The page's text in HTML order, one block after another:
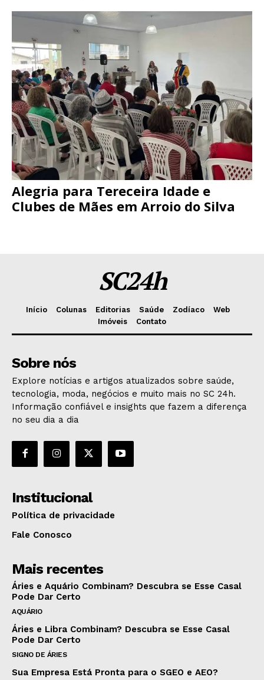
Alegria para Tereceira Idade e
Clubes de Mães em Arroio do Silva
SC24h
Início Colunas Editorias Saúde Zodíaco
Web
Imóveis
Contato
Sobre nós
Explore notícias e artigos atualizados sobre saúde,
tecnologia, moda, negócios e muito mais no SC 24h.
Informação confiável e insights que fazem a diferença
no seu dia a dia
Institucional
Política de privacidade
Fale Conosco
Mais recentes
Áries e Aquário Combinam? Descubra se Esse Casal
Pode Dar Certo
AQUÁRIO
Áries e Libra Combinam? Descubra se Esse Casal
Pode Dar Certo
SIGNO DE ÁRIES
Sua Empresa Está Pronta para o SGEO e AEO?